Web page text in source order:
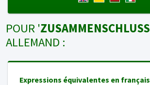
POUR 'ZUSAMMENSCHLUSS
ALLEMAND :
Expressions équivalentes en français